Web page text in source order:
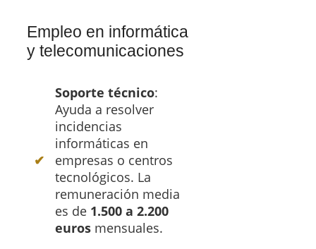
Empleo en informática
y telecomunicaciones
Soporte técnico:
Ayuda a resolver
incidencias
informáticas en
empresas o centros
tecnológicos. La
remuneración media
es de 1.500 a 2.200
euros mensuales.